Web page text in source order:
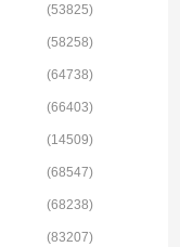
(53825)
(58258)
(64738)
(66403)
(14509)
(68547)
(68238)
(83207)